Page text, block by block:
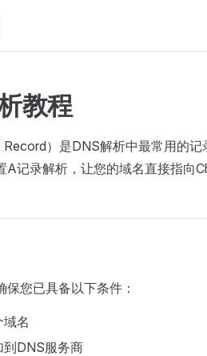
教程
）是DNS解析中最常用的
A记录解析，让您的域名直接指向
您已具备以下条件：
名
DNS服务商